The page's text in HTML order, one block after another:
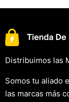
Distribuimos las
Somos tu aliado
las marcas más